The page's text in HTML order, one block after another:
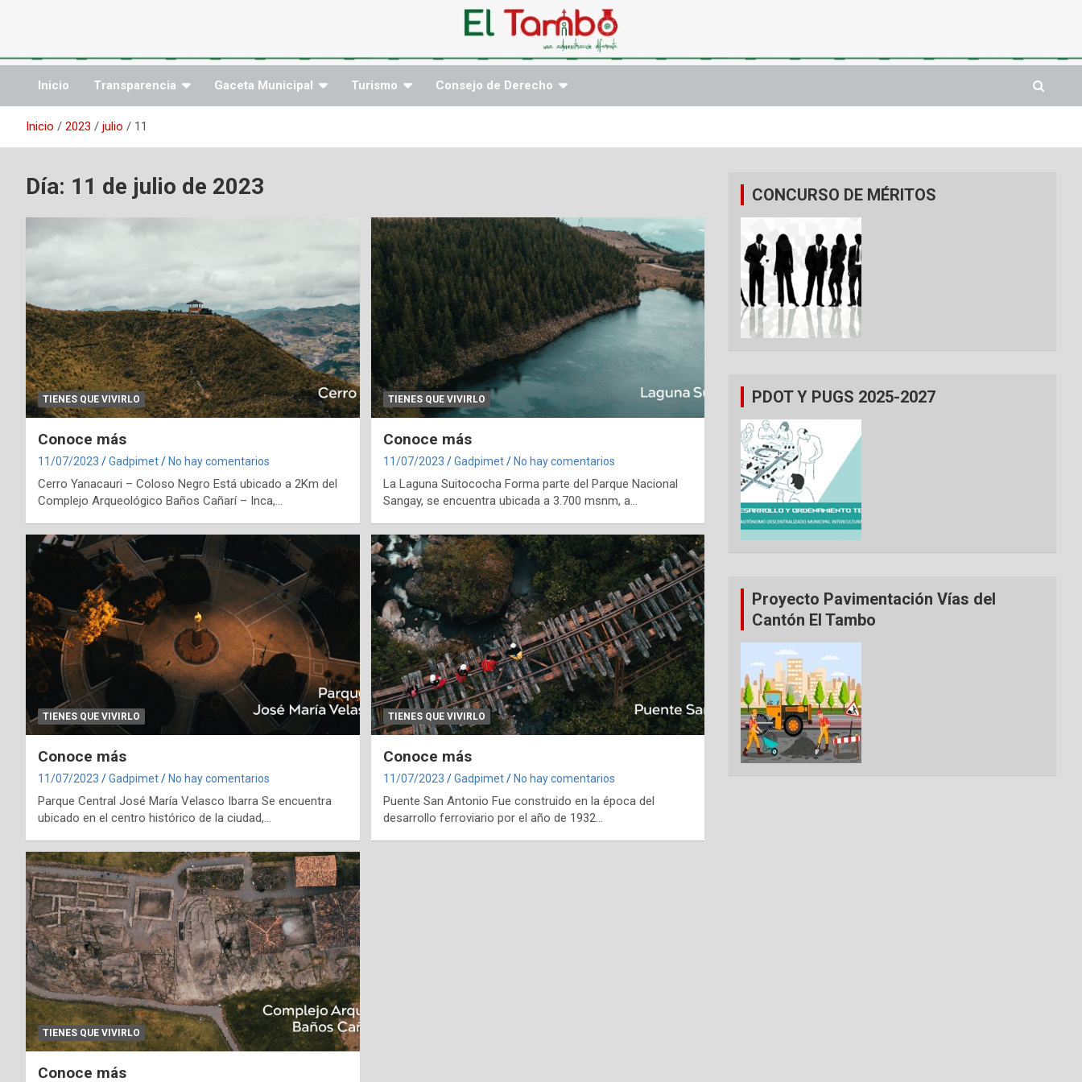
Inicio Transparencia Gaceta Municipal Turismo Consejo de Derecho
Inicio 2023 julio 11
Día: 11 de julio de 2023
TIENES QUE VIVIRLO
Conoce más
11/07/2023 Gadpimet No hay comentarios
Cerro Yanacauri – Coloso Negro Está ubicado a 2Km del
Complejo Arqueológico Baños Cañarí – Inca,…
TIENES QUE VIVIRLO
Conoce más
11/07/2023 Gadpimet No hay comentarios
La Laguna Suitococha Forma parte del Parque Nacional
Sangay, se encuentra ubicada a 3.700 msnm, a…
TIENES QUE VIVIRLO
Conoce más
11/07/2023 Gadpimet No hay comentarios
Parque Central José María Velasco Ibarra Se encuentra
ubicado en el centro histórico de la ciudad,…
TIENES QUE VIVIRLO
Conoce más
11/07/2023 Gadpimet No hay comentarios
Puente San Antonio Fue construido en la época del
desarrollo ferroviario por el año de 1932…
TIENES QUE VIVIRLO
Conoce más
CONCURSO DE MÉRITOS
PDOT Y PUGS 2025-2027
Proyecto Pavimentación Vías del
Cantón El Tambo